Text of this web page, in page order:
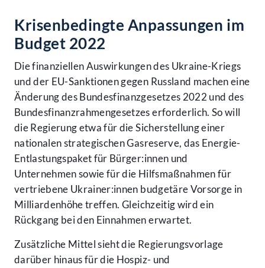
Krisenbedingte Anpassungen im
Budget 2022
Die finanziellen Auswirkungen des Ukraine-Kriegs
und der EU-Sanktionen gegen Russland machen eine
Änderung des Bundesfinanzgesetzes 2022 und des
Bundesfinanzrahmengesetzes erforderlich. So will
die Regierung etwa für die Sicherstellung einer
nationalen strategischen Gasreserve, das Energie-
Entlastungspaket für Bürger:innen und
Unternehmen sowie für die Hilfsmaßnahmen für
vertriebene Ukrainer:innen budgetäre Vorsorge in
Milliardenhöhe treffen. Gleichzeitig wird ein
Rückgang bei den Einnahmen erwartet.
Zusätzliche Mittel sieht die Regierungsvorlage
darüber hinaus für die Hospiz- und